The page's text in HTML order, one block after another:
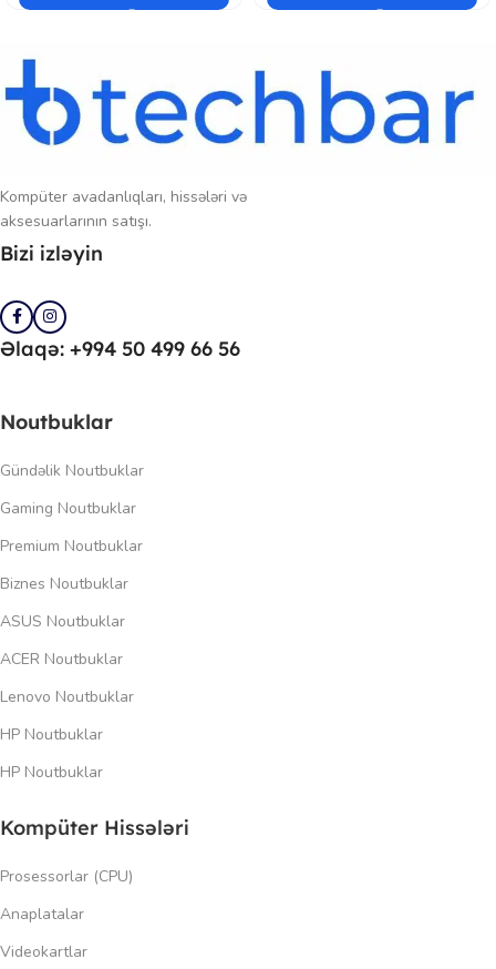
Kompüter avadanlıqları, hissələri və
aksesuarlarının satışı.
Bizi izləyin
Əlaqə: +994 50 499 66 56
Noutbuklar
Gündəlik Noutbuklar
Gaming Noutbuklar
Premium Noutbuklar
Biznes Noutbuklar
ASUS Noutbuklar
ACER Noutbuklar
Lenovo Noutbuklar
HP Noutbuklar
HP Noutbuklar
Kompüter Hissələri
Prosessorlar (CPU)
Anaplatalar
Videokartlar